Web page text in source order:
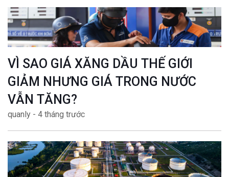
VÌ SAO GIÁ XĂNG DẦU THẾ GIỚI
GIẢM NHƯNG GIÁ TRONG NƯỚC
VẪN TĂNG?
quanly - 4 tháng trước